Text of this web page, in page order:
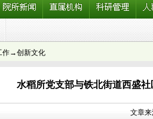
作→创新文化
水稻所党支部与铁北街道西盛
文章